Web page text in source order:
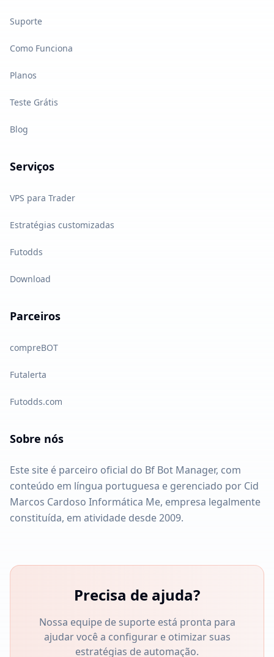
Suporte
Como Funciona
Planos
Teste Grátis
Blog
Serviços
VPS para Trader
Estratégias customizadas
Futodds
Download
Parceiros
compreBOT
Futalerta
Futodds.com
Sobre nós
Este site é parceiro oficial do Bf Bot Manager, com
conteúdo em língua portuguesa e gerenciado por Cid
Marcos Cardoso Informática Me, empresa legalmente
constituída, em atividade desde 2009.
Precisa de ajuda?
Nossa equipe de suporte está pronta para
ajudar você a configurar e otimizar suas
estratégias de automação.